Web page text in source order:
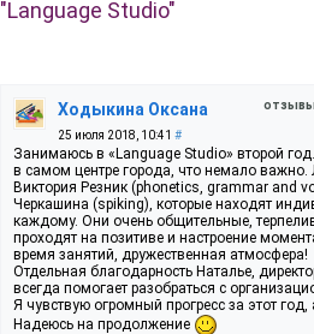
"Language Studio"
отзывы
Ходыкина Оксана
25 июля 2018, 10:41 #
Занимаюсь в «Language Studio» второй
в самом центре города, что немало важно.
Виктория Резник (phonetics, grammar and
Черкашина (spiking), которые находят
каждому. Они очень общительные,
проходят на позитиве и настроение
время занятий, дружественная атмосфера!
Отдельная благодарность Наталье,
всегда помогает разобраться с
Я чувствую огромный прогресс за этот
Надеюсь на продолжение